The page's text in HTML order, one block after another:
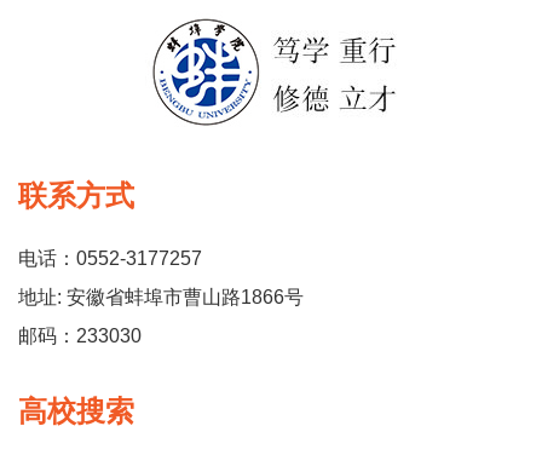
联系方式
电话：0552-3177257
地址: 安徽省蚌埠市曹山路1866号
邮码：233030
高校搜索